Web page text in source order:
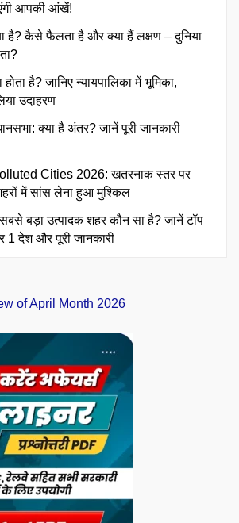
आपकी आंखें!
है? कैसे फैलता है और क्या हैं लक्षण – दुनिया
है? जानिए न्यायपालिका में भूमिका,
उदाहरण
क्या है अंतर? जानें पूरी जानकारी
Cities 2026: खतरनाक स्तर पर
में सांस लेना हुआ मुश्किल
बड़ा उत्पादक शहर कौन सा है? जानें टॉप
1 देश और पूरी जानकारी